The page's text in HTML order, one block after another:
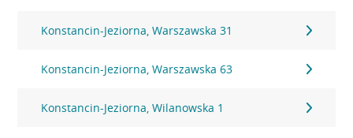
Konstancin-Jeziorna, Warszawska 31
Konstancin-Jeziorna, Warszawska 63
Konstancin-Jeziorna, Wilanowska 1